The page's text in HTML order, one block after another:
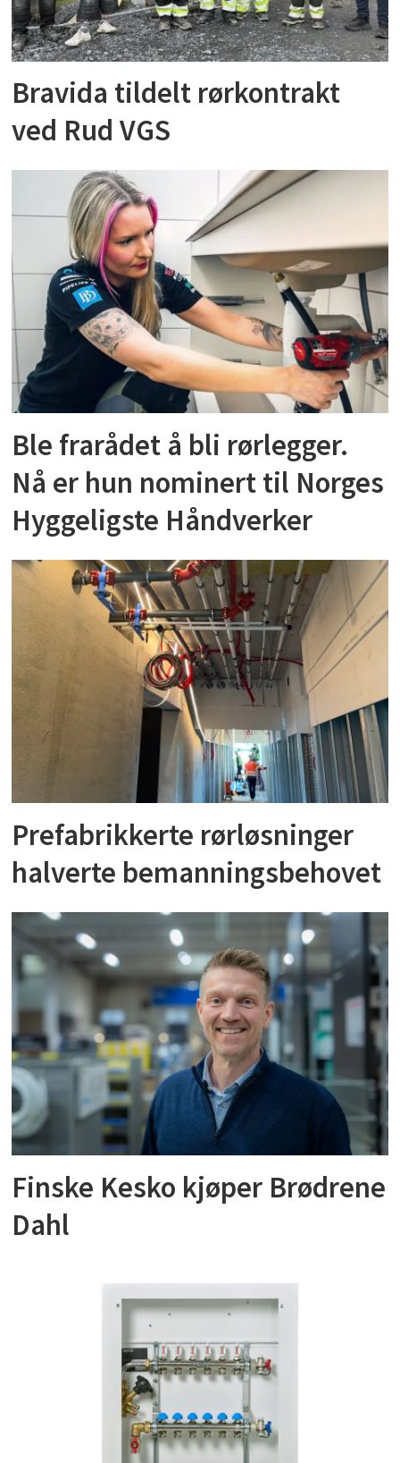
Bravida tildelt rørkontrakt
ved Rud VGS
Ble frarådet å bli rørlegger.
Nå er hun nominert til Norges
Hyggeligste Håndverker
Prefabrikkerte rørløsninger
halverte bemanningsbehovet
Finske Kesko kjøper Brødrene
Dahl